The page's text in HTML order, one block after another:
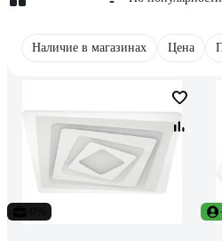
Наличие в магазинах Цена